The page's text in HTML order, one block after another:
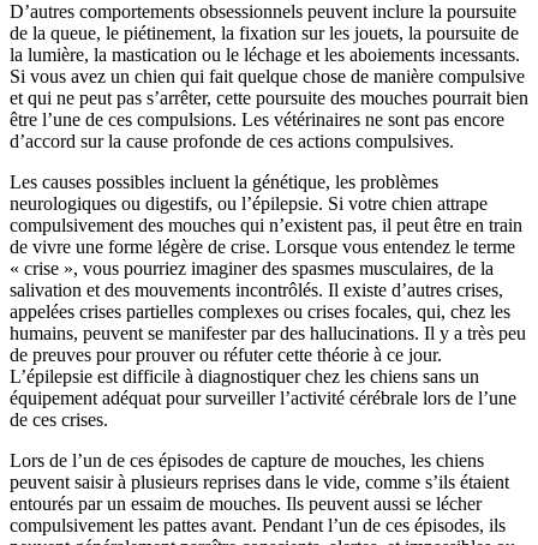
D’autres comportements obsessionnels peuvent inclure la poursuite
de la queue, le piétinement, la fixation sur les jouets, la poursuite de
la lumière, la mastication ou le léchage et les aboiements incessants.
Si vous avez un chien qui fait quelque chose de manière compulsive
et qui ne peut pas s’arrêter, cette poursuite des mouches pourrait bien
être l’une de ces compulsions. Les vétérinaires ne sont pas encore
d’accord sur la cause profonde de ces actions compulsives.
Les causes possibles incluent la génétique, les problèmes
neurologiques ou digestifs, ou l’épilepsie. Si votre chien attrape
compulsivement des mouches qui n’existent pas, il peut être en train
de vivre une forme légère de crise. Lorsque vous entendez le terme
« crise », vous pourriez imaginer des spasmes musculaires, de la
salivation et des mouvements incontrôlés. Il existe d’autres crises,
appelées crises partielles complexes ou crises focales, qui, chez les
humains, peuvent se manifester par des hallucinations. Il y a très peu
de preuves pour prouver ou réfuter cette théorie à ce jour.
L’épilepsie est difficile à diagnostiquer chez les chiens sans un
équipement adéquat pour surveiller l’activité cérébrale lors de l’une
de ces crises.
Lors de l’un de ces épisodes de capture de mouches, les chiens
peuvent saisir à plusieurs reprises dans le vide, comme s’ils étaient
entourés par un essaim de mouches. Ils peuvent aussi se lécher
compulsivement les pattes avant. Pendant l’un de ces épisodes, ils